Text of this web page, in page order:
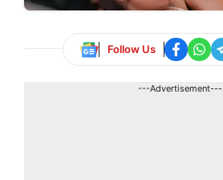
Follow Us
---Advertisement---